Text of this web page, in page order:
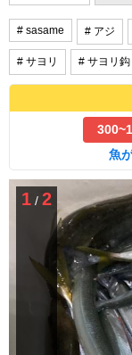
# sasame # アジ
# サヨリ # サヨリ鈎
魚
1 / 2